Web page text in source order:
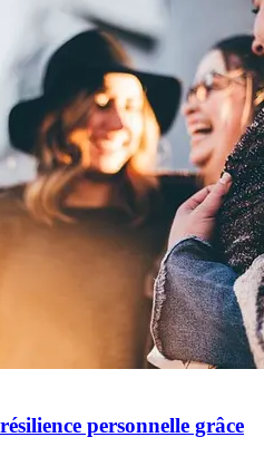
personnelle grâce